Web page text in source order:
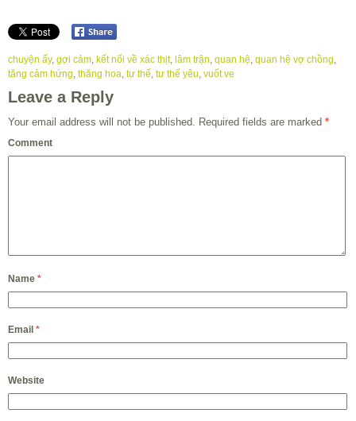
chuyện ấy, gợi cảm kết nối về xác thịt, lâm trận quan hệ quan hệ vợ chồng
tăng cảm hứng thăng hoa tư thế tư thế yêu vuốt ve
Leave a Reply
Your email address will not be published. Required fields are marked *
Comment
Name *
Email *
Website